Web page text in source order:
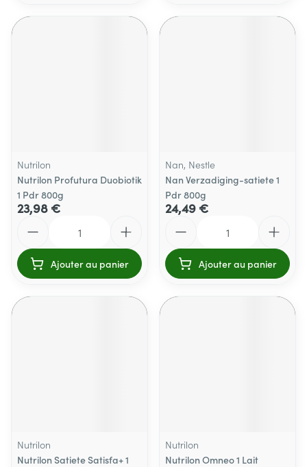
Nutrilon
Nutrilon Profutura Duobiotik
1 Pdr 800g
23,98 €
Ajouter au panier
Nan, Nestle
Nan Verzadiging-satiete 1
Pdr 800g
24,49 €
Ajouter au panier
Nutrilon
Nutrilon Satiete Satisfa+ 1
Nutrilon
Nutrilon Omneo 1 Lait